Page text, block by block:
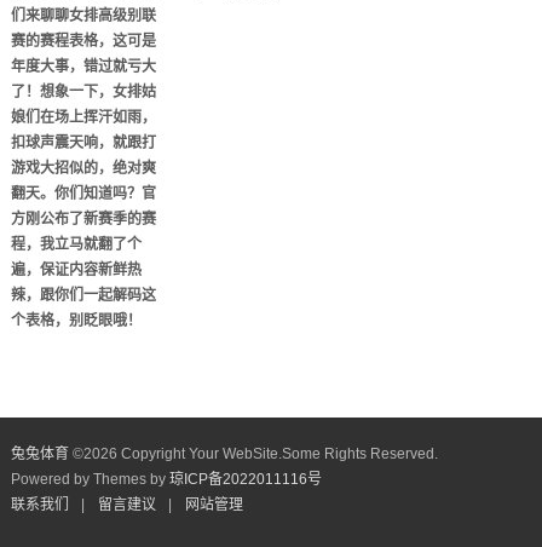
们来聊聊女排高级别联
赛的赛程表格，这可是
年度大事，错过就亏大
了！想象一下，女排姑
娘们在场上挥汗如雨，
扣球声震天响，就跟打
游戏大招似的，绝对爽
翻天。你们知道吗？官
方刚公布了新赛季的赛
程，我立马就翻了个
遍，保证内容新鲜热
辣，跟你们一起解码这
个表格，别眨眼哦！
兔兔体育 ©2026 Copyright Your WebSite.Some Rights Reserved.
Powered by Themes by 琼ICP备2022011116号
联系我们
留言建议 网站管理